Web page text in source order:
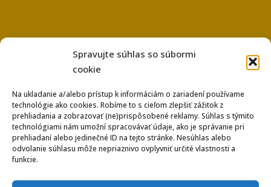
Spravujte súhlas so súbormi
cookie
Na ukladanie a/alebo prístup k informáciám o zariadení používame
technológie ako cookies. Robíme to s cieľom zlepšiť zážitok z
prehliadania a zobrazovať (ne)prispôsobené reklamy. Súhlas s týmito
technológiami nám umožní spracovávať údaje, ako je správanie pri
prehliadaní alebo jedinečné ID na tejto stránke. Nesúhlas alebo
odvolanie súhlasu môže nepriaznivo ovplyvniť určité vlastnosti a
funkcie.
Používanie súborov Cookies
Ochrana osobných údajov